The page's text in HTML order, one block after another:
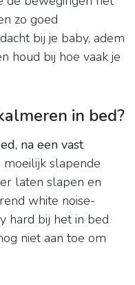
zo goed
bij je baby, adem
houd bij hoe vaak je
in bed?
na een vast
moeilijk slapende
laten slapen en
white noise-
hard bij het in bed
niet aan toe om